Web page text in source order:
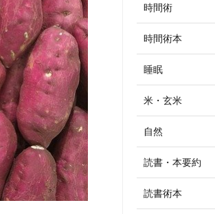
時間術
時間術本
睡眠
米・玄米
自然
読書・本要約
読書術本